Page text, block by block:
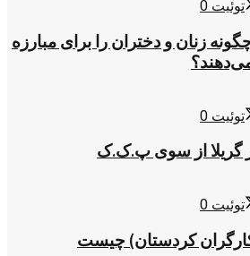
توئیت 0
زنان و دختران را برای مبارزه
توئیت 0
گریلا از سوی پ.ک.ک
توئیت 0
کردستان) چیست